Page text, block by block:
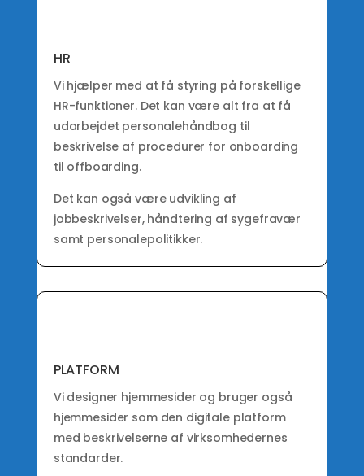
HR
Vi hjælper med at få styring på forskellige
HR-funktioner. Det kan være alt fra at få
udarbejdet personalehåndbog til
beskrivelse af procedurer for onboarding
til offboarding.
Det kan også være udvikling af
jobbeskrivelser, håndtering af sygefravær
samt personalepolitikker.
PLATFORM
Vi designer hjemmesider og bruger også
hjemmesider som den digitale platform
med beskrivelserne af virksomhedernes
standarder.